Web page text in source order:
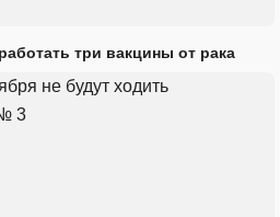
три вакцины от рака